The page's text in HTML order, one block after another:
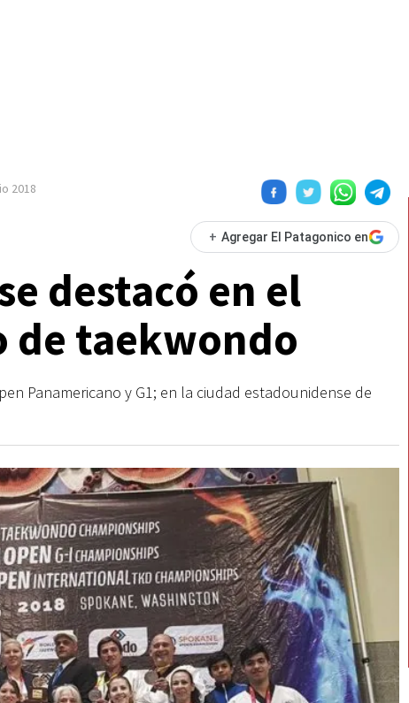
2018
+ Agregar El Patagonico en
destacó en el
de taekwondo
Panamericano y G1; en la ciudad estadounidense de